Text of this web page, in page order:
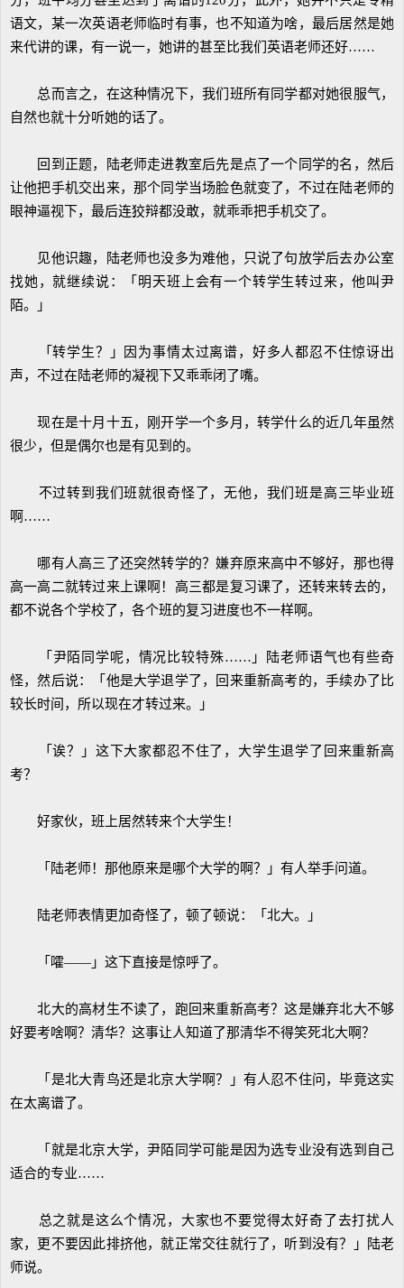
语文，某一次英语老师临时有事，也不知道为啥，最后居然是她
来代讲的课，有一说一，她讲的甚至比我们英语老师还好……
总而言之，在这种情况下，我们班所有同学都对她很服气，
自然也就十分听她的话了。
回到正题，陆老师走进教室后先是点了一个同学的名，然后
让他把手机交出来，那个同学当场脸色就变了，不过在陆老师的
眼神逼视下，最后连狡辩都没敢，就乖乖把手机交了。
见他识趣，陆老师也没多为难他，只说了句放学后去办公室
找她，就继续说：「明天班上会有一个转学生转过来，他叫尹
陌。」
「转学生？」因为事情太过离谱，好多人都忍不住惊讶出
声，不过在陆老师的凝视下又乖乖闭了嘴。
现在是十月十五，刚开学一个多月，转学什么的近几年虽然
很少，但是偶尔也是有见到的。
不过转到我们班就很奇怪了，无他，我们班是高三毕业班
啊……
哪有人高三了还突然转学的？嫌弃原来高中不够好，那也得
高一高二就转过来上课啊！高三都是复习课了，还转来转去的，
都不说各个学校了，各个班的复习进度也不一样啊。
「尹陌同学呢，情况比较特殊……」陆老师语气也有些奇
怪，然后说：「他是大学退学了，回来重新高考的，手续办了比
较长时间，所以现在才转过来。」
「诶？」这下大家都忍不住了，大学生退学了回来重新高
考？
好家伙，班上居然转来个大学生！
「陆老师！那他原来是哪个大学的啊？」有人举手问道。
陆老师表情更加奇怪了，顿了顿说：「北大。」
「嚯——」这下直接是惊呼了。
北大的高材生不读了，跑回来重新高考？这是嫌弃北大不够
好要考啥啊？清华？这事让人知道了那清华不得笑死北大啊？
「是北大青鸟还是北京大学啊？」有人忍不住问，毕竟这实
在太离谱了。
「就是北京大学，尹陌同学可能是因为选专业没有选到自己
适合的专业……
总之就是这么个情况，大家也不要觉得太好奇了去打扰人
家，更不要因此排挤他，就正常交往就行了，听到没有？」陆老
师说。